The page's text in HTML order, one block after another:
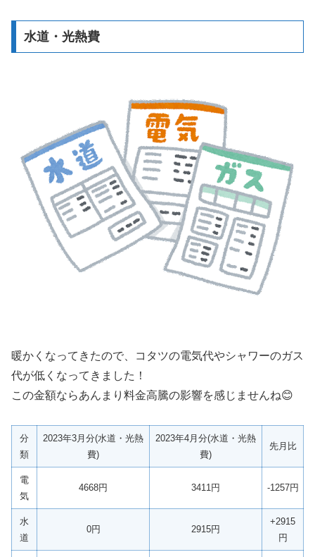
水道・光熱費
暖かくなってきたので、コタツの電気代やシャワーのガス
代が低くなってきました！
この金額ならあんまり料金高騰の影響を感じませんね😊
分
類
2023年3月分(水道・光熱
費)
2023年4月分(水道・光熱
費)
先月比
電
気
4668円 3411円 -1257円
水
道
0円 2915円
+2915
円